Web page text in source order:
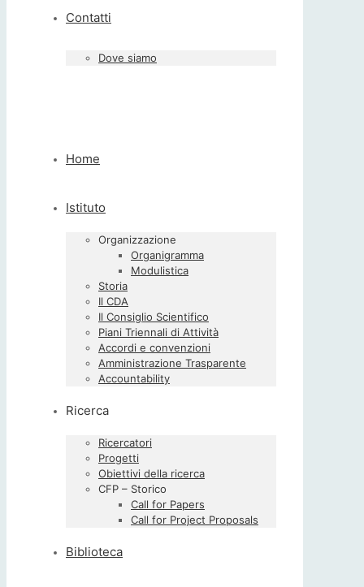
Contatti
Dove siamo
Home
Istituto
Organizzazione
Organigramma
Modulistica
Storia
Il CDA
Il Consiglio Scientifico
Piani Triennali di Attività
Accordi e convenzioni
Amministrazione Trasparente
Accountability
Ricerca
Ricercatori
Progetti
Obiettivi della ricerca
CFP – Storico
Call for Papers
Call for Project Proposals
Biblioteca